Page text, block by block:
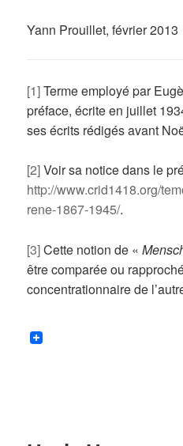
Yann Prouillet, février 2013
[1]Terme employé par
préface, écrite en juillet
ses écrits rédigés avant
[2]Voir sa notice dans le
http://www.crid1418.org/
rene-1867-1945/.
[3]Cette notion de «
être comparée ou
concentrationnaire de